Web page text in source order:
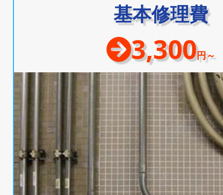
基本修理費
3,300円～